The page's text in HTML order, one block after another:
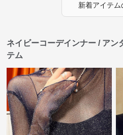
新着アイテム
ネイビーコーデインナー / アン
テム